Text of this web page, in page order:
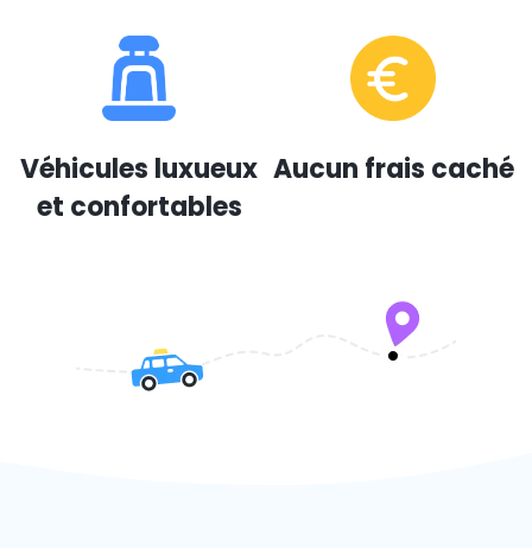
Véhicules luxueux
et confortables
Aucun frais caché